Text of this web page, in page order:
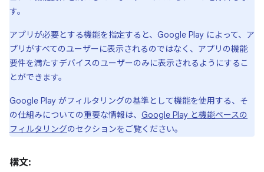
す。
アプリが必要とする機能を指定すると、Google Play によって、ア
プリがすべてのユーザーに表示されるのではなく、アプリの機能
要件を満たすデバイスのユーザーのみに表示されるようにするこ
とができます。
Google Play がフィルタリングの基準として機能を使用する、そ
の仕組みについての重要な情報は、 Google Play と機能ベースの
フィルタリングのセクションをご覧ください。
構文: